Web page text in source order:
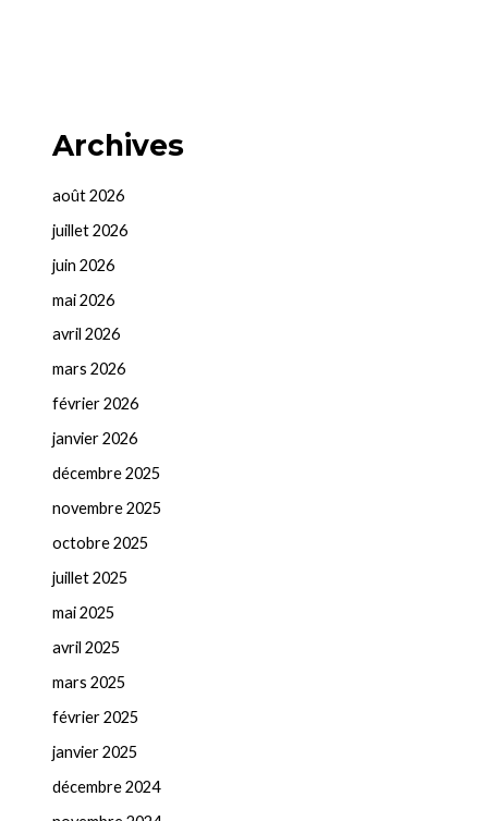
Archives
août 2026
juillet 2026
juin 2026
mai 2026
avril 2026
mars 2026
février 2026
janvier 2026
décembre 2025
novembre 2025
octobre 2025
juillet 2025
mai 2025
avril 2025
mars 2025
février 2025
janvier 2025
décembre 2024